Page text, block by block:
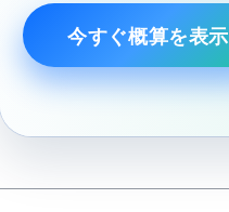
今すぐ概算を表示